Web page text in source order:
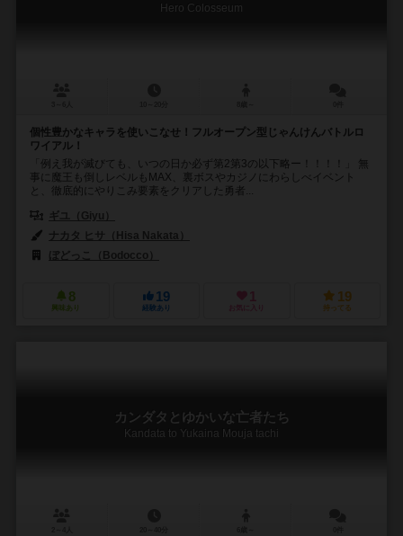
Hero Colosseum
個性豊かなキャラを使いこなせ！フルオープン型じゃんけんバトルロ
ワイアル！
「例え我が滅びても、いつの日か必ず第2第3の以下略ー！！！！」 無
事に魔王も倒しレベルもMAX、裏ボスやカジノにわらしべイベント
と、徹底的にやりこみ要素をクリアした勇者...
ギユ（Giyu）
ナカタ ヒサ（Hisa Nakata）
ぼどっこ（Bodocco）
8
興味あり
19
経験あり
1
お気に入り
19
持ってる
カンダタとゆかいな亡者たち
Kandata to Yukaina Mouja tachi